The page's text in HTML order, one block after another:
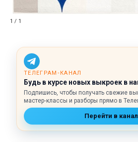
1 / 1
ТЕЛЕГРАМ‑КАНАЛ
Будь в курсе новых выкроек в
Подпишись, чтобы получать свежие
мастер‑классы и разборы прямо в
Перейти в канал